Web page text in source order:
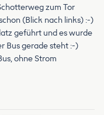
zum Tor
(Blick nach links) :-)
geführt und es wurde
Bus gerade steht :-)
ohne Strom